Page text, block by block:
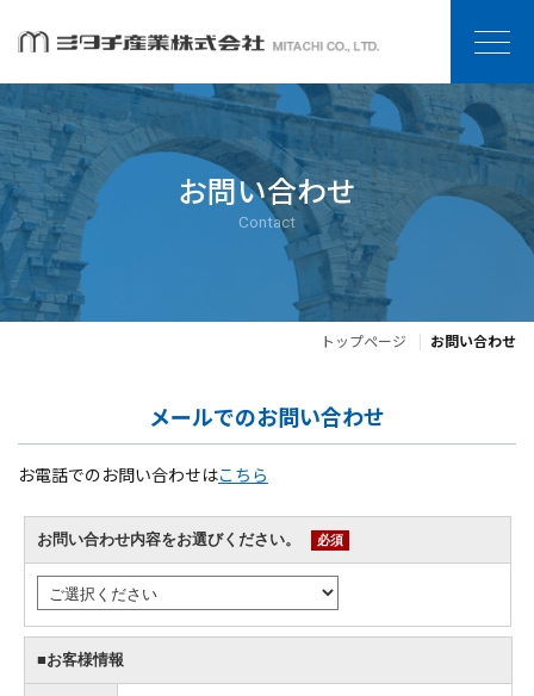
お問い合わせ
Contact
トップページ お問い合わせ
メールでのお問い合わせ
お電話でのお問い合わせはこちら
お問い合わせ内容をお選びください。 必須
■お客様情報